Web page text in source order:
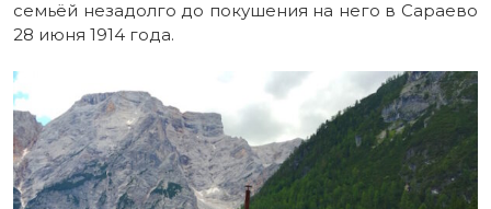
семьёй незадолго до покушения на него в Сараево
28 июня 1914 года.